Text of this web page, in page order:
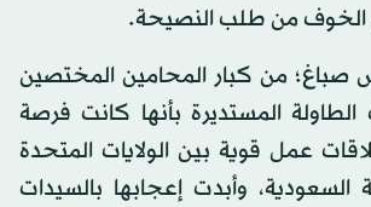
الخوف من طلب النصيحة.
من كبار المحامين المختصين
الطاولة المستديرة بأنها كانت فرصة
عمل قوية بين الولايات المتحدة
السعودية، وأبدت إعجابها بالسيدات